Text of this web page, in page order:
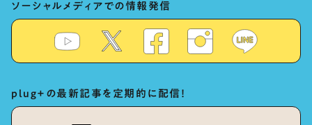
ソーシャルメディアでの情報発信
plug+の最新記事を定期的に配信！